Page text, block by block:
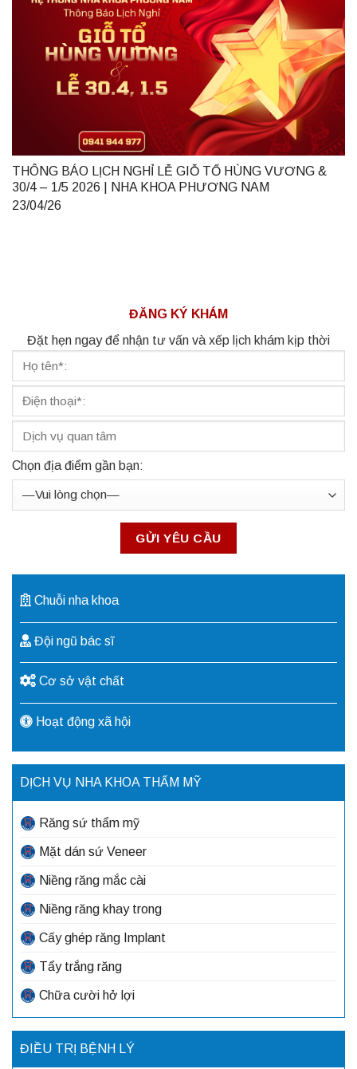
THÔNG BÁO LỊCH NGHỈ LỄ GIỖ TỔ HÙNG VƯƠNG &
30/4 – 1/5 2026 | NHA KHOA PHƯƠNG NAM
23/04/26
ĐĂNG KÝ KHÁM
Đặt hẹn ngay để nhận tư vấn và xếp lịch khám kịp thời
Chọn địa điểm gần bạn:
Chuỗi nha khoa
Đội ngũ bác sĩ
Cơ sở vật chất
Hoạt động xã hội
DỊCH VỤ NHA KHOA THẨM MỸ
Răng sứ thẩm mỹ
Mặt dán sứ Veneer
Niềng răng mắc cài
Niềng răng khay trong
Cấy ghép răng Implant
Tẩy trắng răng
Chữa cười hở lợi
ĐIỀU TRỊ BỆNH LÝ